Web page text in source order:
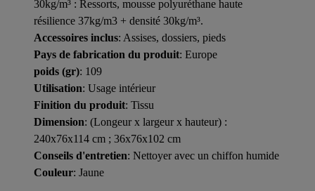
30kg/m³ : Ressorts, mousse polyuréthane haute
résilience 37kg/m3 + densité 30kg/m³.
Accessoires inclus: Assises, dossiers, pieds
Pays de fabrication du produit: Europe
poids (gr): 109
Utilisation: Usage intérieur
Finition du produit: Tissu
Dimension: (Longeur x largeur x hauteur) :
240x76x114 cm ; 36x76x102 cm
Conseils d'entretien: Nettoyer avec un chiffon humide
Couleur: Jaune